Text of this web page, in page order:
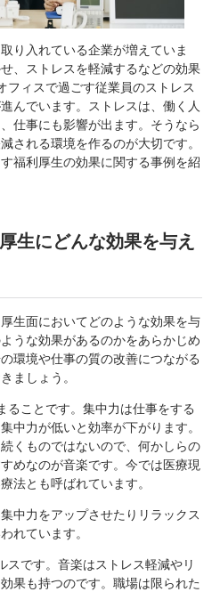
り入れている企業が増えていま
、ストレスを軽減するなどの効果
フィスで過ごす従業員のストレス
んでいます。ストレスは、働く人
仕事にも影響が出ます。そうなら
される環境を作るのが大切です。
福利厚生の効果に関する事例を紹
生にどんな効果を与え
生面においてどのような効果を与
うな効果があるのかをあらかじめ
環境や仕事の質の改善につながる
ましょう。
ることです。集中力は仕事をする
中力が低いと効率が下がります。
くものではないので、何かしらの
めなのが音楽です。今では医療現
法とも呼ばれています。
中力をアップさせたりリラックス
れています。
スです。音楽はストレス軽減やリ
果も持つのです。職場は限られた